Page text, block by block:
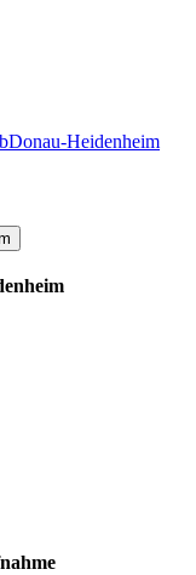
Heidenheim